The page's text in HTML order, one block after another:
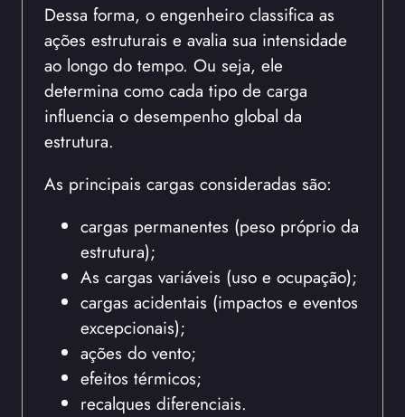
Dessa forma, o engenheiro classifica as
ações estruturais e avalia sua intensidade
ao longo do tempo. Ou seja, ele
determina como cada tipo de carga
influencia o desempenho global da
estrutura.
As principais cargas consideradas são:
cargas permanentes (peso próprio da
estrutura);
As cargas variáveis (uso e ocupação);
cargas acidentais (impactos e eventos
excepcionais);
ações do vento;
efeitos térmicos;
recalques diferenciais.